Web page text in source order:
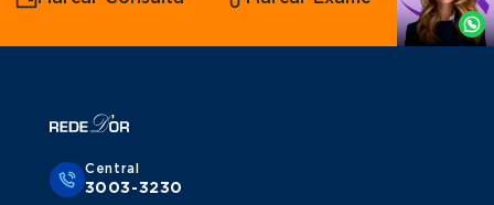
Whatsapp
Central
3003-3230